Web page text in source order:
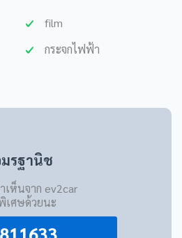
film
กระจกไฟฟ้า
รฐานิช
เห็นจาก ev2car
เศษด้วยนะ